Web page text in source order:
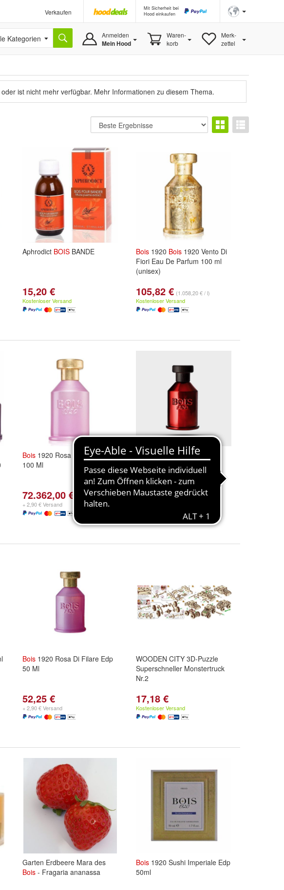
Verkaufen
Mit Sicherheit bei
Hood einkaufen
Kategorien Anmelden
Mein Hood
Waren-
korb
Merk-
zettel
ist nicht mehr verfügbar. Mehr Informationen zu diesem Thema.
Aphrodict BOIS BANDE
15,20 €
Kostenloser Versand
Bois 1920 Bois 1920 Vento Di
Fiori Eau De Parfum 100 ml
(unisex)
105,82 € (1.058,20 € / l)
Kostenloser Versand
Bois 1920 Rosa Di Filare Edp
100 Ml
72.362,00 €
+ 2,90 € Versand
Bois1920 Relativamente
Rosso Edp 50 Ml
52,25 €
Bois 1920 Rosa Di Filare Edp
50 Ml
52,25 €
+ 2,90 € Versand
WOODEN CITY 3D-Puzzle
Superschneller Monstertruck
Nr.2
17,18 €
Kostenloser Versand
Garten Erdbeere Mara des
Bois - Fragaria ananassa
Bois 1920 Sushi Imperiale Edp
50ml